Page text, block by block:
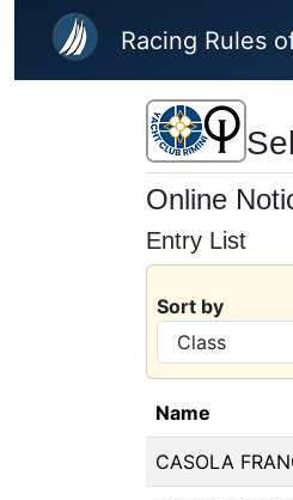
Skip to main content
Racing Rules
Online
Entry List
Sort by
Name
CASOLA